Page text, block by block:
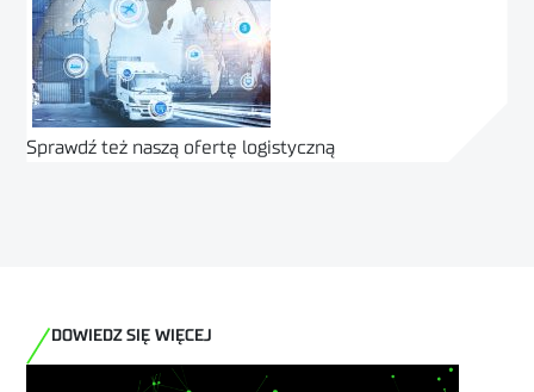
Sprawdź też naszą ofertę logistyczną
DOWIEDZ SIĘ WIĘCEJ